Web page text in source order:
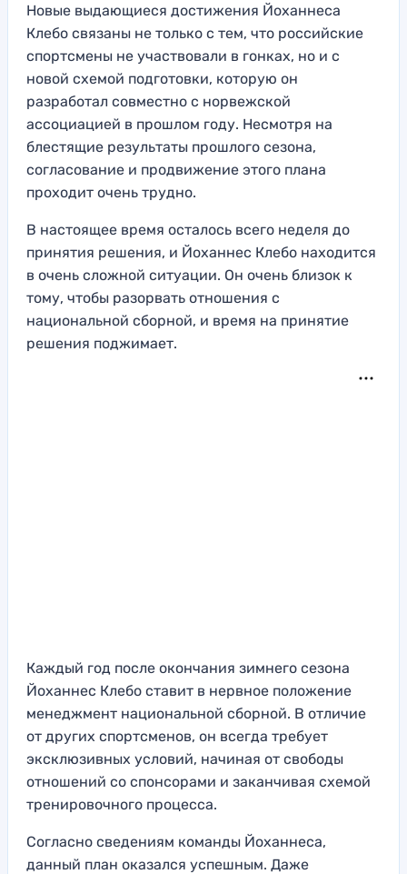
Новые выдающиеся достижения Йоханнеса
Клебо связаны не только с тем, что российские
спортсмены не участвовали в гонках, но и с
новой схемой подготовки, которую он
разработал совместно с норвежской
ассоциацией в прошлом году. Несмотря на
блестящие результаты прошлого сезона,
согласование и продвижение этого плана
проходит очень трудно.
В настоящее время осталось всего неделя до
принятия решения, и Йоханнес Клебо находится
в очень сложной ситуации. Он очень близок к
тому, чтобы разорвать отношения с
национальной сборной, и время на принятие
решения поджимает.
Каждый год после окончания зимнего сезона
Йоханнес Клебо ставит в нервное положение
менеджмент национальной сборной. В отличие
от других спортсменов, он всегда требует
эксклюзивных условий, начиная от свободы
отношений со спонсорами и заканчивая схемой
тренировочного процесса.
Согласно сведениям команды Йоханнеса,
данный план оказался успешным. Даже